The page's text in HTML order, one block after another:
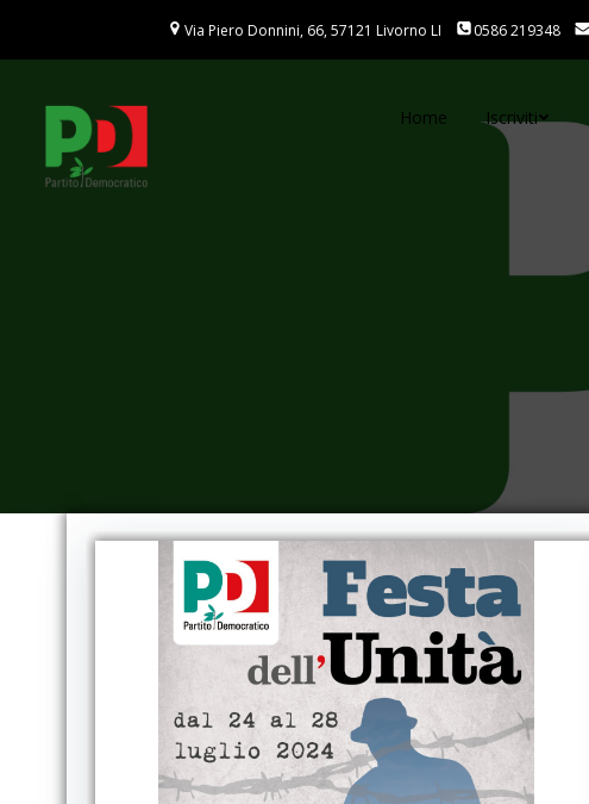
Via Piero Donnini, 66, 57121 Livorno LI 0586 219348
Home Iscriviti